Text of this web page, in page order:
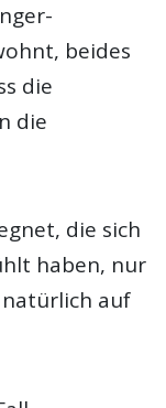
beides
die
die
die sich
haben, nur
natürlich auf